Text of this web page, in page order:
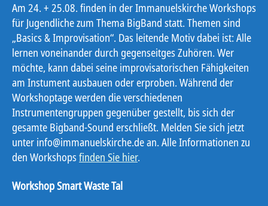
Am 24. + 25.08. finden in der Immanuelskirche Workshops
für Jugendliche zum Thema BigBand statt. Themen sind
„Basics & Improvisation“. Das leitende Motiv dabei ist: Alle
lernen voneinander durch gegenseitges Zuhören. Wer
möchte, kann dabei seine improvisatorischen Fähigkeiten
am Instument ausbauen oder erproben. Während der
Workshoptage werden die verschiedenen
Instrumentengruppen gegenüber gestellt, bis sich der
gesamte Bigband-Sound erschließt. Melden Sie sich jetzt
unter info@immanuelskirche.de an. Alle Informationen zu
den Workshopsfinden Sie hier.
Workshop Smart Waste Tal